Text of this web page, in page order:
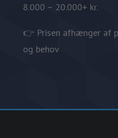
8.000 – 20.000+ kr.
👉 Prisen afhænger af
og behov